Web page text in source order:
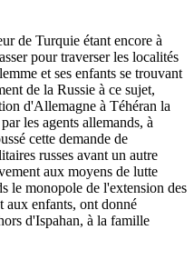
de Turquie étant encore à
pour traverser les localités
et ses enfants se trouvant
de la Russie à ce sujet,
d'Allemagne à Téhéran la
les agents allemands, à
cette demande de
russes avant un autre
aux moyens de lutte
le monopole de l'extension des
aux enfants, ont donné
d'Ispahan, à la famille